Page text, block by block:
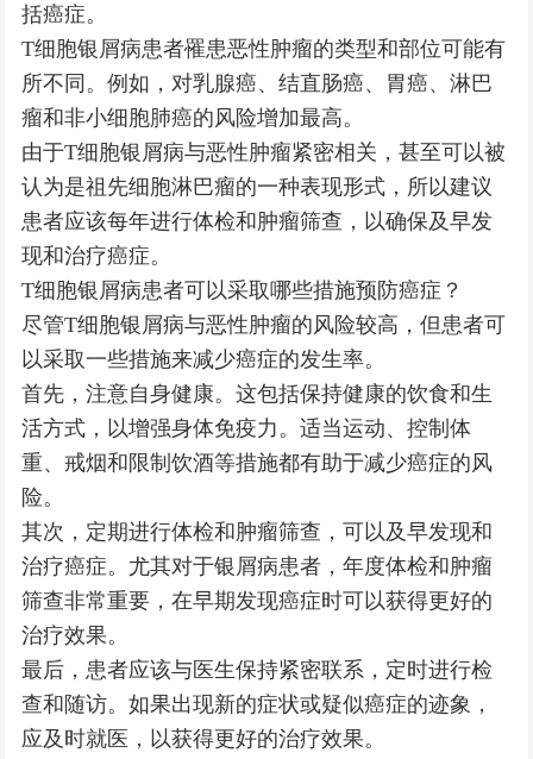
括癌症。
T细胞银屑病患者罹患恶性肿瘤的类型和部位可能有
所不同。例如，对乳腺癌、结直肠癌、胃癌、淋巴
瘤和非小细胞肺癌的风险增加最高。
由于T细胞银屑病与恶性肿瘤紧密相关，甚至可以被
认为是祖先细胞淋巴瘤的一种表现形式，所以建议
患者应该每年进行体检和肿瘤筛查，以确保及早发
现和治疗癌症。
T细胞银屑病患者可以采取哪些措施预防癌症？
尽管T细胞银屑病与恶性肿瘤的风险较高，但患者可
以采取一些措施来减少癌症的发生率。
首先，注意自身健康。这包括保持健康的饮食和生
活方式，以增强身体免疫力。适当运动、控制体
重、戒烟和限制饮酒等措施都有助于减少癌症的风
险。
其次，定期进行体检和肿瘤筛查，可以及早发现和
治疗癌症。尤其对于银屑病患者，年度体检和肿瘤
筛查非常重要，在早期发现癌症时可以获得更好的
治疗效果。
最后，患者应该与医生保持紧密联系，定时进行检
查和随访。如果出现新的症状或疑似癌症的迹象，
应及时就医，以获得更好的治疗效果。